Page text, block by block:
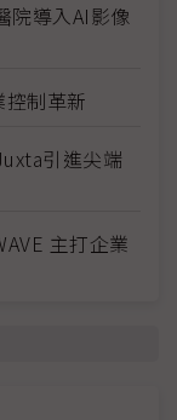
院導入AI影像
制革新
引進尖端
主打企業